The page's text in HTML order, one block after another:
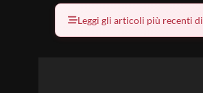
Leggi gli articoli più recenti di